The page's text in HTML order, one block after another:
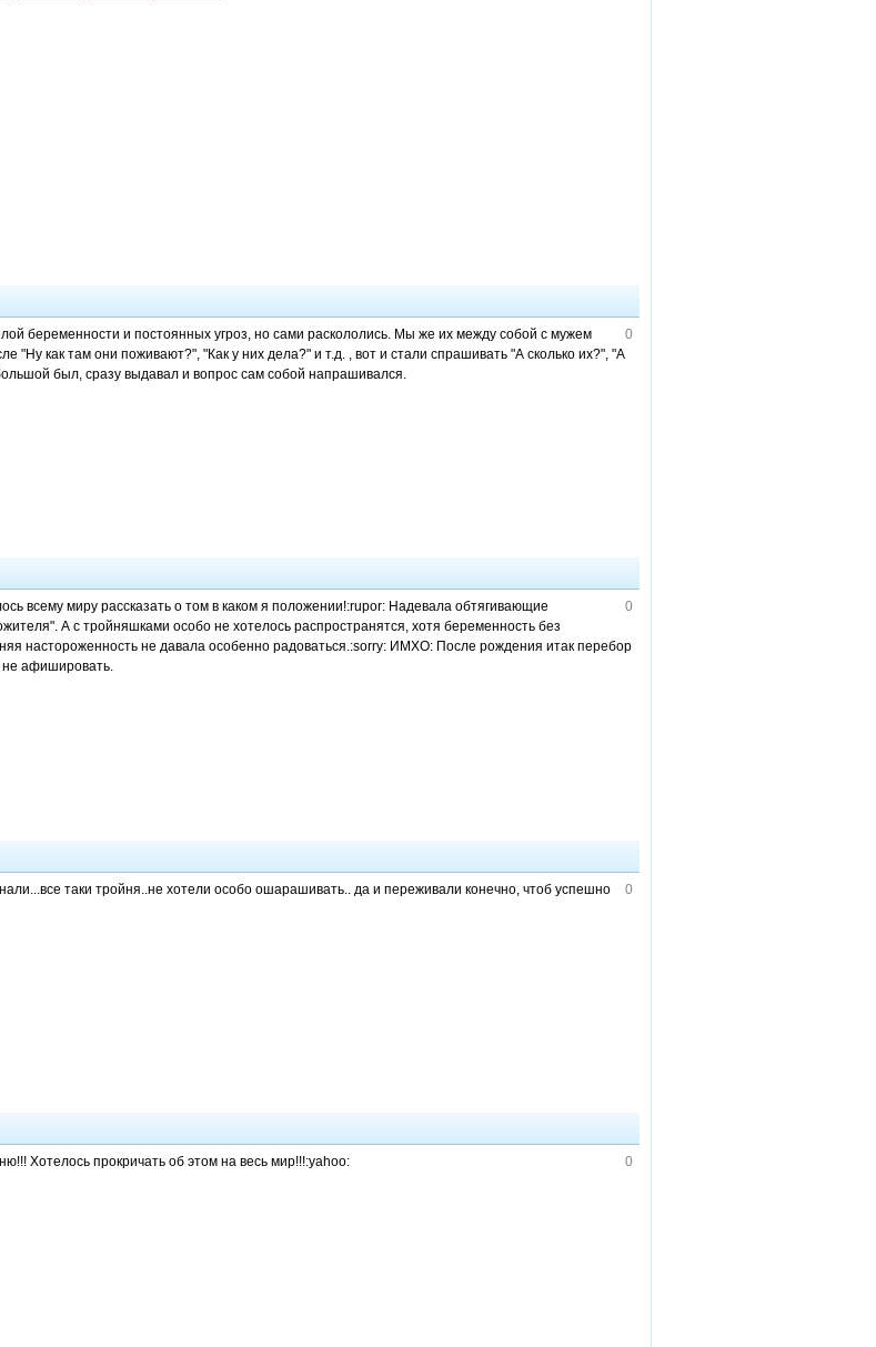
0
беременности и постоянных угроз, но сами раскололись. Мы же их между собой с мужем
"Ну как там они поживают?", "Как у них дела?" и т.д. , вот и стали спрашивать "А сколько их?", "А
был, сразу выдавал и вопрос сам собой напрашивался.
0
всему миру рассказать о том в каком я положении!:rupor: Надевала обтягивающие
А с тройняшками особо не хотелось распространятся, хотя беременность без
настороженность не давала особенно радоваться.:sorry: ИМХО: После рождения итак перебор
не афишировать.
0
таки тройня..не хотели особо ошарашивать.. да и переживали конечно, чтоб успешно
0
Хотелось прокричать об этом на весь мир!!!:yahoo: